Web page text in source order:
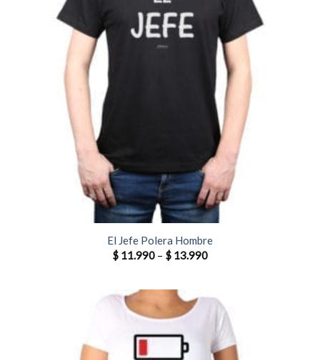
El Jefe Polera Hombre
$ 11.990 – $ 13.990